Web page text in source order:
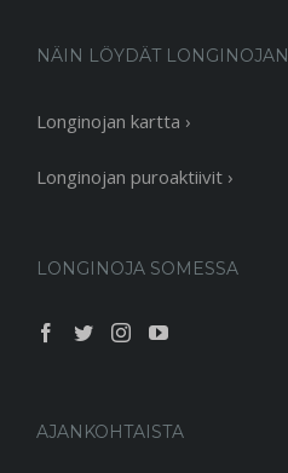
NÄIN LÖYDÄT LONGINOJAN
Longinojan kartta ›
Longinojan puroaktiivit ›
LONGINOJA SOMESSA
AJANKOHTAISTA